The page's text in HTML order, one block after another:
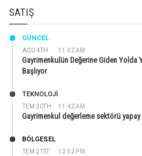
SATIŞ
AĞU 4TH 11:02 AM
GÜNCEL
Gayrimenkulün Değerine Giden Yolda
Başlıyor
TEM 30TH 11:42 AM
TEKNOLOJİ
Gayrimenkul değerleme sektörü
TEM 21ST 12:02 PM
BÖLGESEL